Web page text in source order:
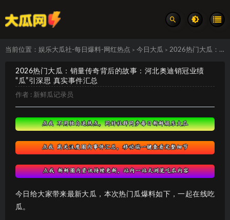
当前位置： 娱乐大瓜社-每日爆料-网红热点 > 今日大瓜 > 2026热门大瓜：销量传奇背后的故事：河北奥迪销冠业绩“瓜”引深思 真实事件汇总
2026热门大瓜：销量传奇背后的故事：河北奥迪销冠业绩
“瓜”引深思 真实事件汇总
作者 : 新鲜瓜记录员
今日给大家带来最新大瓜，本次热门瓜爆料如下，一起在线吃
瓜。